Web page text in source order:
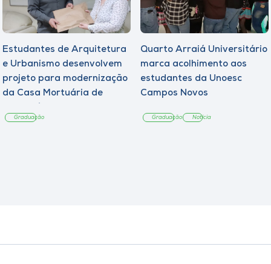
Estudantes de Arquitetura
e Urbanismo desenvolvem
projeto para modernização
da Casa Mortuária de
Graduação
Quarto Arraiá Universitário
marca acolhimento aos
estudantes da Unoesc
Campos Novos
Graduação Notícia